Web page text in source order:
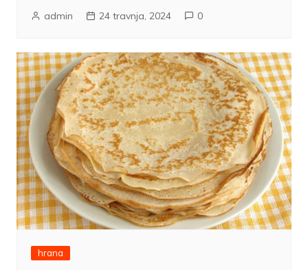
admin 24 travnja, 2024 0
hrana